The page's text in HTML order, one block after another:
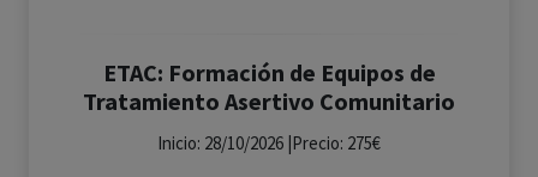
ETAC: Formación de Equipos de
Tratamiento Asertivo Comunitario
Inicio: 28/10/2026 |Precio: 275€